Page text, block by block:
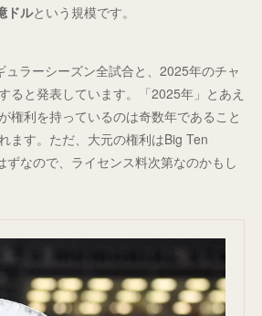
ドルという規模です。
ュラーシーズン全試合と、2025年のチャ
ると発表しています。「2025年」とあえ
権利を持っているのは奇数年であること
ます。ただ、大元の権利はBig Ten
ずなので、ライセンス料次第なのかもし